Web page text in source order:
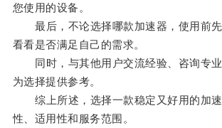
您使用的设备。
最后，不论选择哪款加速器，使用前先
看看是否满足自己的需求。
同时，与其他用户交流经验、咨询专业
为选择提供参考。
综上所述，选择一款稳定又好用的加速
性、适用性和服务范围。